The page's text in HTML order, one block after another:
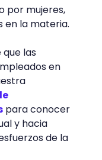
por mujeres,
en la materia.
las
en
para conocer
y hacia
de la